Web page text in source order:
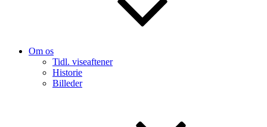
Om os
Tidl. viseaftener
Historie
Billeder